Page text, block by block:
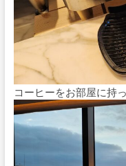
コーヒーをお部屋に持